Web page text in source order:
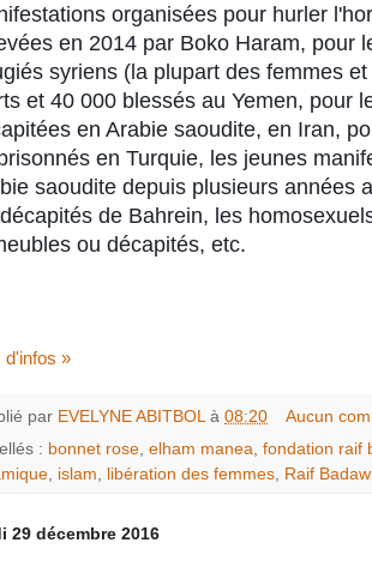
organisées pour hurler
en 2014 par Boko Haram, pour
syriens (la plupart des femmes
et 40 000 blessés au Yemen, pour
en Arabie saoudite, en Iran,
en Turquie, les jeunes
saoudite depuis plusieurs années
de Bahrein, les
ou décapités, etc.
d'infos »
par EVELYNE ABITBOL à 08:20
Aucun
: bonnet rose, elham manea, fondation raif
, islam, libération des femmes, Raif
29 décembre 2016